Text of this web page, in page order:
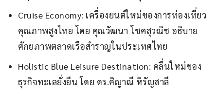
Cruise Economy: เครื่องยนต์ใหม่ของการท่องเที่ยว
คุณภาพสูงไทย โดย คุณวัฒนา โชคสุวณิช อธิบาย
ศักยภาพตลาดเรือสำราญในประเทศไทย
Holistic Blue Leisure Destination: คลื่นใหม่ของ
ธุรกิจทะเลยั่งยืน โดย ดร.ศิญาณี หิรัญสาลี